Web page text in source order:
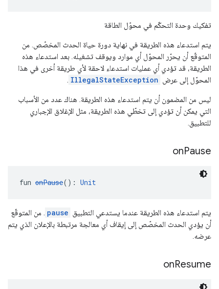
تفكيك وحدة التحكّم في محوّل الطاقة
يتم استدعاء هذه الطريقة في نهاية دورة حياة الحدث المخصّص. من
المتوقّع أن يحرّر المحوّل أي موارد ويوقف تشغيله. بعد استدعاء هذه
الطريقة، قد تؤدي أي عمليات استدعاء لاحقة لأي طريقة أخرى في هذا
المحوّل إلى عرض IllegalStateException
.
ليس من المضمون أن يتم استدعاء هذه الطريقة. هناك عدد من الأسباب
التي يمكن أن تؤدي إلى تخطّي هذه الطريقة، مثل الإغلاق الإجباري
للتطبيق.
onPause
fun onPause(): Unit
يتم استدعاء هذه الطريقة عندما يستدعي التطبيق pause . من المتوقّع
أن يؤدي الحدث المخصّص إلى إيقاف أي معالجة مرتبطة بالإعلان الذي يتم
عرضه.
onResume